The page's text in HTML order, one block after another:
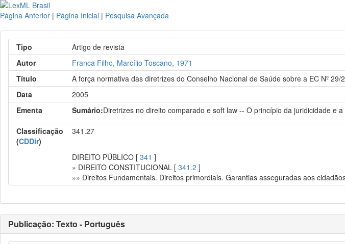
Página Anterior | Página Inicial | Pesquisa Avançada
Tipo
Artigo de revista
Autor
Franca Filho, Marcílio Toscano, 1971
Título
A força normativa das diretrizes do Conselho Nacional de Saúde sobre a EC Nº 29/
Data
2005
Ementa
Sumário:Diretrizes no direito comparado e soft law -- O princípio da juridicidade e
Classificação
(CDDir)
341.27
DIREITO PÚBLICO [341 ]
» DIREITO CONSTITUCIONAL [341.2 ]
»» Direitos Fundamentais. Direitos primordiais. Garantias asseguradas aos
Publicação: Texto - Português